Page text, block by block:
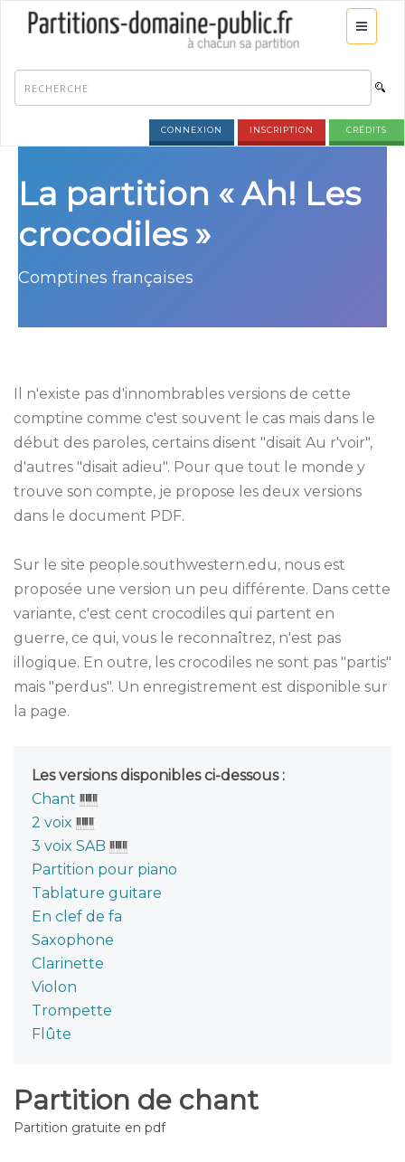
CONNEXION INSCRIPTION CRÉDITS
La partition « Ah! Les
crocodiles »
Comptines françaises
Il n'existe pas d'innombrables versions de cette
comptine comme c'est souvent le cas mais dans le
début des paroles, certains disent "disait Au r'voir",
d'autres "disait adieu". Pour que tout le monde y
trouve son compte, je propose les deux versions
dans le document PDF.
Sur le site people.southwestern.edu, nous est
proposée une version un peu différente. Dans cette
variante, c'est cent crocodiles qui partent en
guerre, ce qui, vous le reconnaîtrez, n'est pas
illogique. En outre, les crocodiles ne sont pas "partis"
mais "perdus". Un enregistrement est disponible sur
la page.
Les versions disponibles ci-dessous :
Chant
2 voix
3 voix SAB
Partition pour piano
Tablature guitare
En clef de fa
Saxophone
Clarinette
Violon
Trompette
Flûte
Partition de chant
Partition gratuite en pdf